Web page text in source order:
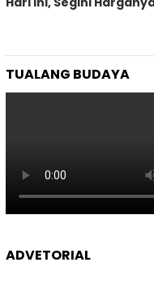
TUALANG BUDAYA
ADVETORIAL